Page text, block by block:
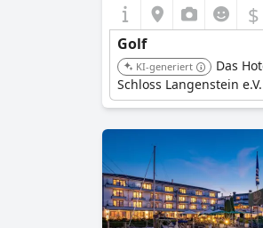
$
Golf
KI-generiert
Das
Schloss Langenstein